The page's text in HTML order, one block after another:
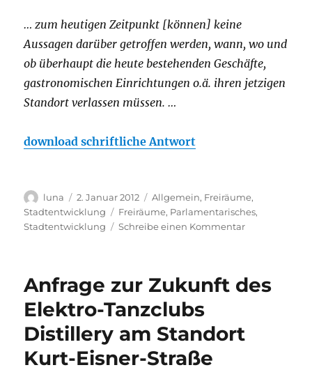
… zum heutigen Zeitpunkt [können] keine
Aussagen darüber getroffen werden, wann, wo und
ob überhaupt die heute bestehenden Geschäfte,
gastronomischen Einrichtungen o.ä. ihren jetzigen
Standort verlassen müssen. …
download schriftliche Antwort
Autor
luna
Veröffentlicht
am
2. Januar 2012 Kategorien
Allgemein, Freiräume,
Stadtentwicklung
Schlagwörter
Freiräume, Parlamentarisches,
Stadtentwicklung
Schreibe einen Kommentarzu
Anfrage
Distillery
Anfrage zur Zukunft des
Elektro-Tanzclubs
Distillery am Standort
Kurt-Eisner-Straße